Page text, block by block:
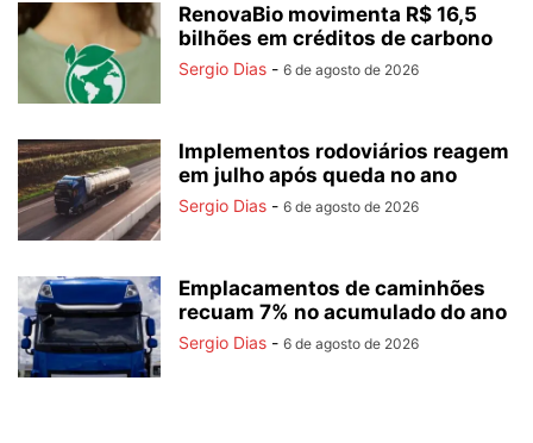
RenovaBio movimenta R$ 16,5
bilhões em créditos de carbono
Sergio Dias - 6 de agosto de 2026
Implementos rodoviários reagem
em julho após queda no ano
Sergio Dias - 6 de agosto de 2026
Emplacamentos de caminhões
recuam 7% no acumulado do ano
Sergio Dias - 6 de agosto de 2026